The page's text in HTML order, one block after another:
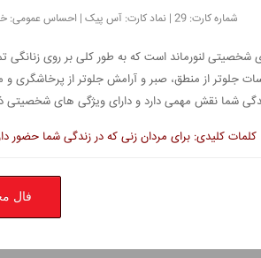
شماره کارت: 29 | نماد کارت: آس پیک | احساس عمومی: خنثی | سیاره: ونوس | زودیاک: برج ثور | زمان بندی: فوراً
لنورماند است که به طور کلی بر روی زنانگی
جلوتر از منطق، صبر و آرامش جلوتر از پرخاشگری
شما نقش مهمی دارد و دارای ویژگی های شخصیتی
کلمات کلیدی: برای مردان زنی که در زندگی شما حضور
فال